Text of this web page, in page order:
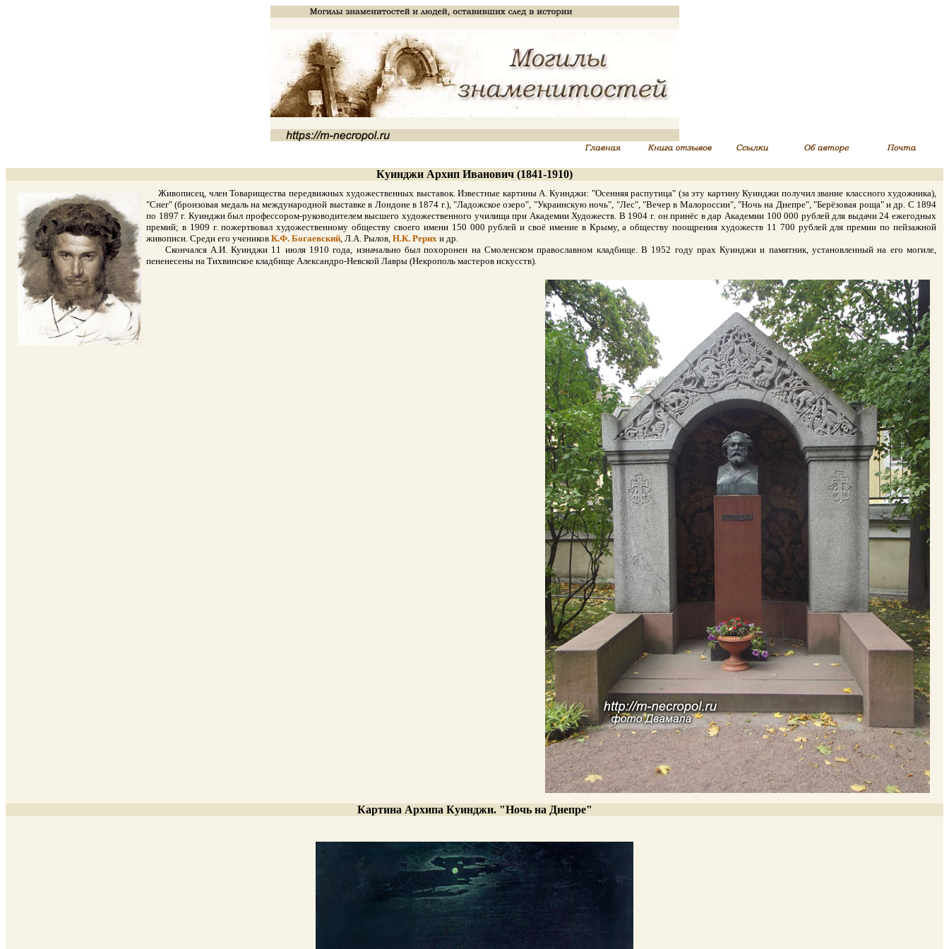
Куинджи Архип Иванович (1841-1910)
Живописец, член Товарищества передвижных художественных выставок. Известные картины А. Куинджи: "Осенняя распутица" (за эту картину Куинджи получил звание классного художника),
"Снег" (бронзовая медаль на международной выставке в Лондоне в 1874 г.), "Ладожское озеро", "Украинскую ночь", "Лес", "Вечер в Малороссии", "Ночь на Днепре", "Берёзовая роща" и др. С 1894
по 1897 г. Куинджи был профессором-руководителем высшего художественного училища при Академии Художеств. В 1904 г. он принёс в дар Академии 100 000 рублей для выдачи 24 ежегодных
премий; в 1909 г. пожертвовал художественному обществу своего имени 150 000 рублей и своё имение в Крыму, а обществу поощрения художеств 11 700 рублей для премии по пейзажной
живописи. Среди его учеников К.Ф. Богаевский, Л.А. Рылов, Н.К. Рерих и др.
Скончался А.И. Куинджи 11 июля 1910 года, изначально был похоронен на Смоленском православном кладбище. В 1952 году прах Куинджи и памятник, установленный на его могиле,
пененесены на Тихвинское кладбище Александро-Невской Лавры (Некрополь мастеров искусств).
Картина Архипа Куинджи. "Ночь на Днепре"